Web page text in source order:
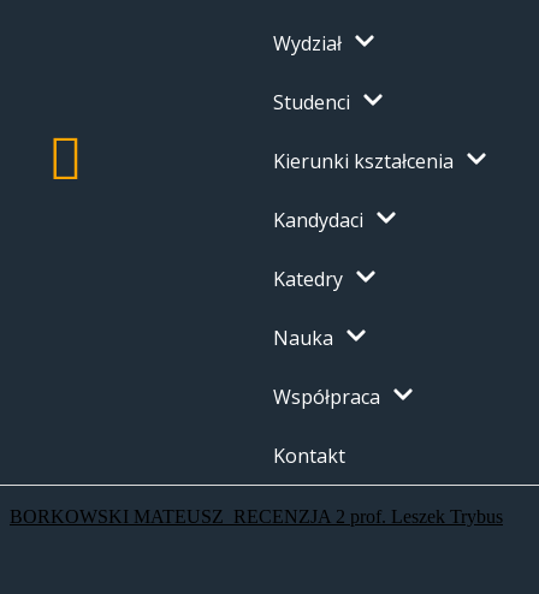
Wydział
Studenci
Kierunki kształcenia
Kandydaci
Katedry
Nauka
Współpraca
Kontakt
BORKOWSKI MATEUSZ_RECENZJA 2 prof. Leszek Trybus